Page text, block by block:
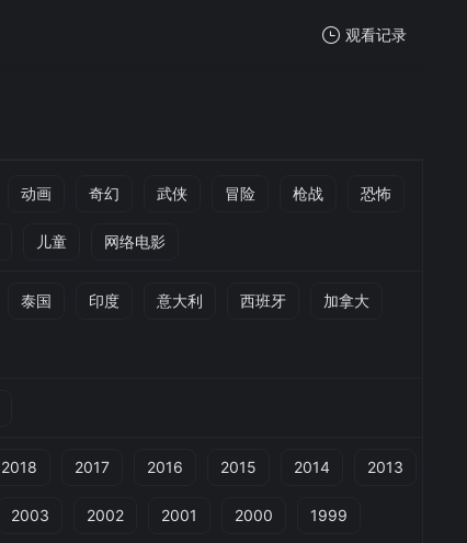
观看记录
动画 奇幻 武侠 冒险 枪战 恐怖
儿童 网络电影
泰国 印度 意大利 西班牙 加拿大
2018 2017 2016 2015 2014 2013
2003 2002 2001 2000 1999